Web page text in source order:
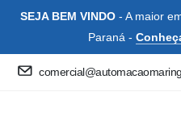
SEJA BEM VINDO- A maior
Paraná -